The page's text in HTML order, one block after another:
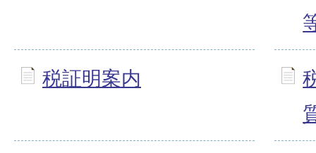
税証明案内